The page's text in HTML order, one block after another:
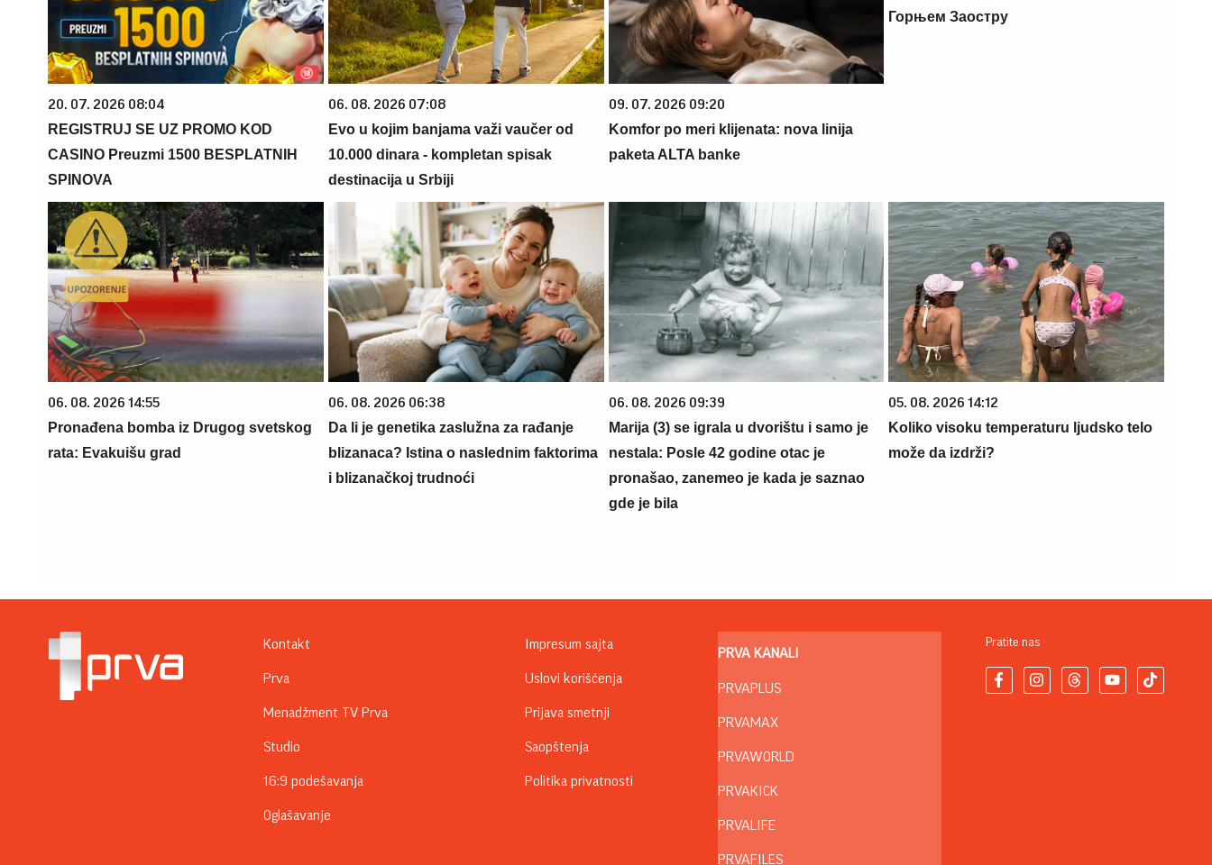
20. 07. 2026 08:04
REGISTRUJ SE UZ PROMO KOD
CASINO Preuzmi 1500 BESPLATNIH
SPINOVA
06. 08. 2026 07:08
Evo u kojim banjama važi vaučer od
10.000 dinara - kompletan spisak
destinacija u Srbiji
09. 07. 2026 09:20
Komfor po meri klijenata: nova linija
paketa ALTA banke
Горњем Заостру
06. 08. 2026 14:55
Pronađena bomba iz Drugog svetskog
rata: Evakuišu grad
06. 08. 2026 06:38
Da li je genetika zaslužna za rađanje
blizanaca? Istina o naslednim faktorima
i blizanačkoj trudnoći
06. 08. 2026 09:39
Marija (3) se igrala u dvorištu i samo je
nestala: Posle 42 godine otac je
pronašao, zanemeo je kada je saznao
gde je bila
05. 08. 2026 14:12
Koliko visoku temperaturu ljudsko telo
može da izdrži?
Kontakt
Prva
Menadžment TV Prva
Studio
16:9 podešavanja
Oglašavanje
Impresum sajta
Uslovi korišćenja
Prijava smetnji
Saopštenja
Politika privatnosti
PRVA KANALI
PRVAPLUS
PRVAMAX
PRVAWORLD
PRVAKICK
PRVALIFE
PRVAFILES
Pratite nas